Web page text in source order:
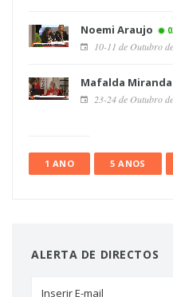
Noemi Araujo
10-11 de Outubro
Mafalda
23-24 de Outubro
1 ANO 5 ANOS
ALERTA DE DIRECTOS